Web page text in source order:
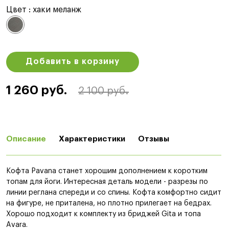
Цвет : хаки меланж
Добавить в корзину
1 260 руб. 2 100 руб.
Описание Характеристики Отзывы
Кофта Pavana станет хорошим дополнением к коротким
топам для йоги. Интересная деталь модели - разрезы по
линии реглана спереди и со спины. Кофта комфортно сидит
на фигуре, не приталена, но плотно прилегает на бедрах.
Хорошо подходит к комплекту из бриджей Gita и топа
Avara.